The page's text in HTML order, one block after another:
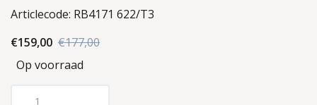
Articlecode: RB4171 622/T3
€159,00 €177,00
Op voorraad